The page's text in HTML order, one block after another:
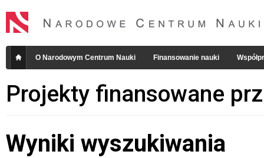
O Narodowym Centrum Nauki Finansowanie nauki
Projekty finansowane
Wyniki wyszukiwania